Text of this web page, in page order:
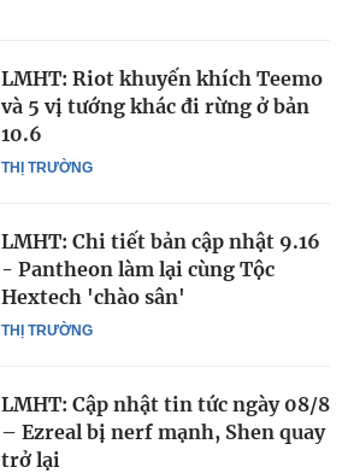
THỊ TRƯỜNG
LMHT: Riot khuyến khích Teemo
và 5 vị tướng khác đi rừng ở bản
10.6
THỊ TRƯỜNG
LMHT: Chi tiết bản cập nhật 9.16
- Pantheon làm lại cùng Tộc
Hextech 'chào sân'
LMHT: Cập nhật tin tức ngày 08/8
– Ezreal bị nerf mạnh, Shen quay
trở lại